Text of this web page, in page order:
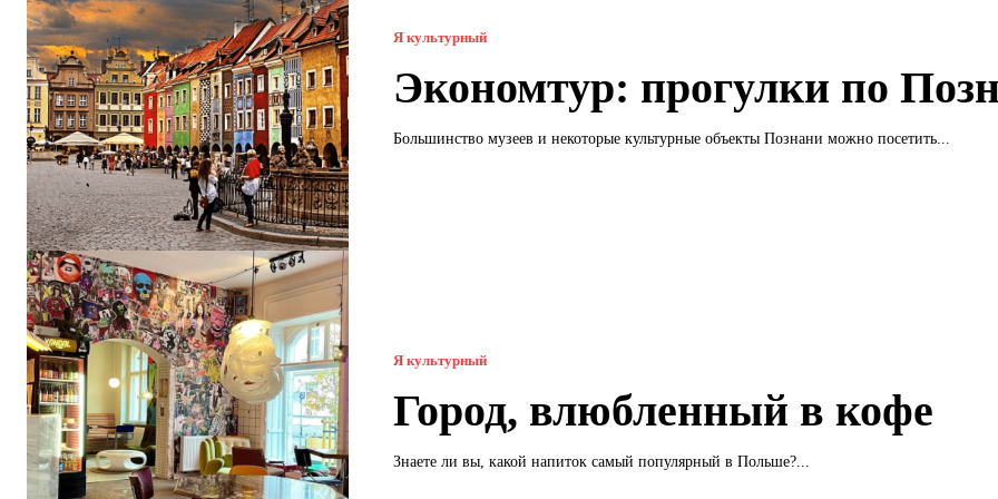
Я культурный
Экономтур: прогулки по
Большинство музеев и некоторые культурные объекты Познани можно посетить...
Я культурный
Город, влюбленный в кофе
Знаете ли вы, какой напиток самый популярный в Польше?...